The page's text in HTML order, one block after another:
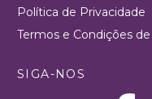
Política de Privacidade
Termos e Condições de
SIGA-NOS